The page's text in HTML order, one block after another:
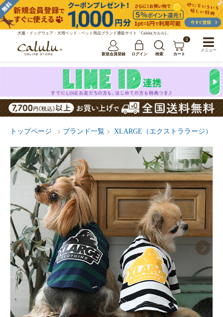
犬服・ドッグウェア・犬用ベッド・ペット用品ブランド通販サイト「Calulu(カルル)」
新規会員登録 ログイン 検索
0
カート
トップページ ブランド一覧 XLARGE（エクストララージ）
メニュー